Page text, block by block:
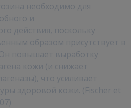
необходимо для
и
действия, поскольку
образом присутствует в
повышает выработку
кожи (и снижает
что усиливает
здоровой кожи. (Fischer et